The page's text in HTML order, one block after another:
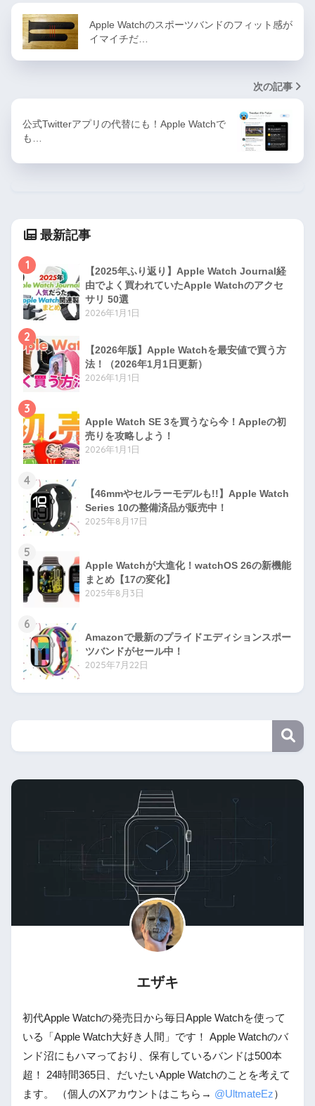
Apple Watchのスポーツバンドのフィット感が
イマイチだ…
次の記事
公式Twitterアプリの代替にも！Apple Watchで
も…
最新記事
1
【2025年ふり返り】Apple Watch Journal経
由でよく買われていたApple Watchのアクセ
サリ 50選
2026年1月1日
2
【2026年版】Apple Watchを最安値で買う方
法！（2026年1月1日更新）
2026年1月1日
3
Apple Watch SE 3を買うなら今！Appleの初
売りを攻略しよう！
2026年1月1日
4
【46mmやセルラーモデルも!!】Apple Watch
Series 10の整備済品が販売中！
2025年8月17日
5
Apple Watchが大進化！watchOS 26の新機能
まとめ【17の変化】
2025年8月3日
6
Amazonで最新のプライドエディションスポー
ツバンドがセール中！
2025年7月22日
エザキ
初代Apple Watchの発売日から毎日Apple Watchを使って
いる「Apple Watch大好き人間」です！ Apple Watchのバ
ンド沼にもハマっており、保有しているバンドは500本
超！ 24時間365日、だいたいApple Watchのことを考えて
ます。 （個人のXアカウントはこちら→ @UltmateEz）